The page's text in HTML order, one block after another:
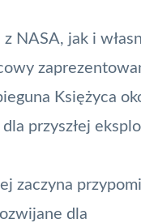
NASA, jak i
Księżyca
przyszłej
zaczyna
dla